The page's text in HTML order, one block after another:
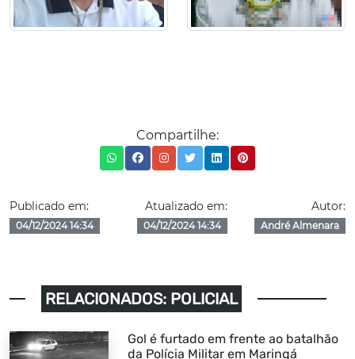
Compartilhe:
Publicado em:
04/12/2024 14:34
Atualizado em:
04/12/2024 14:34
Autor:
André Almenara
RELACIONADOS: POLICIAL
Gol é furtado em frente ao batalhão
da Polícia Militar em Maringá